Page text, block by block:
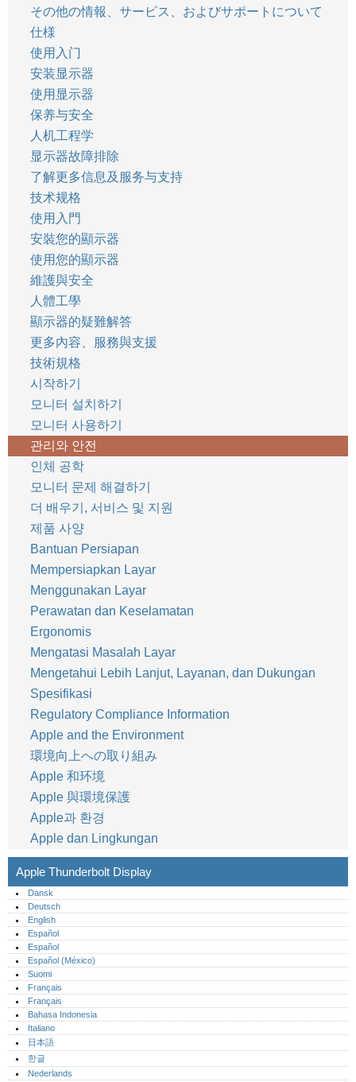
その他の情報、サービス、およびサポートについて
仕様
使用入门
安装显示器
使用显示器
保养与安全
人机工程学
显示器故障排除
了解更多信息及服务与支持
技术规格
使用入門
安裝您的顯示器
使用您的顯示器
維護與安全
人體工學
顯示器的疑難解答
更多內容、服務與支援
技術規格
시작하기
모니터 설치하기
모니터 사용하기
관리와 안전
인체 공학
모니터 문제 해결하기
더 배우기, 서비스 및 지원
제품 사양
Bantuan Persiapan
Mempersiapkan Layar
Menggunakan Layar
Perawatan dan Keselamatan
Ergonomis
Mengatasi Masalah Layar
Mengetahui Lebih Lanjut, Layanan, dan Dukungan
Spesifikasi
Regulatory Compliance Information
Apple and the Environment
環境向上への取り組み
Apple 和环境
Apple 與環境保護
Apple과 환경
Apple dan Lingkungan
Apple Thunderbolt Display
Dansk
Deutsch
English
Español
Español
Español (México)‎
Suomi
Français
Français
Bahasa Indonesia
Italiano
日本語
한글
Nederlands